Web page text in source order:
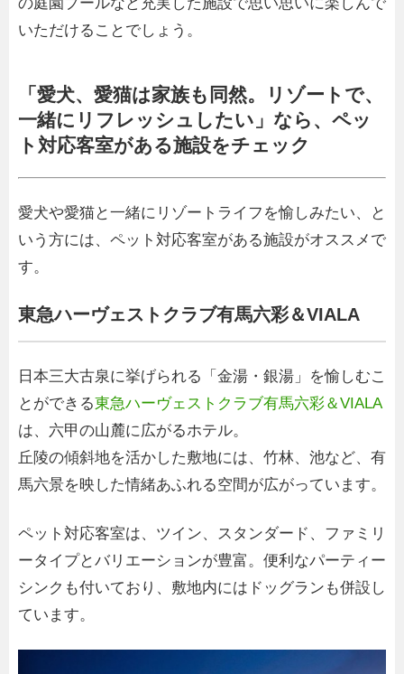
いただけることでしょう。
「愛犬、愛猫は家族も同然。リゾートで、
一緒にリフレッシュしたい」なら、ペッ
ト対応客室がある施設をチェック
愛犬や愛猫と一緒にリゾートライフを愉しみたい、と
いう方には、ペット対応客室がある施設がオススメで
す。
東急ハーヴェストクラブ有馬六彩＆VIALA
日本三大古泉に挙げられる「金湯・銀湯」を愉しむこ
とができる東急ハーヴェストクラブ有馬六彩＆VIALA
は、六甲の山麓に広がるホテル。
丘陵の傾斜地を活かした敷地には、竹林、池など、有
馬六景を映した情緒あふれる空間が広がっています。
ペット対応客室は、ツイン、スタンダード、ファミリ
ータイプとバリエーションが豊富。便利なパーティー
シンクも付いており、敷地内にはドッグランも併設し
ています。